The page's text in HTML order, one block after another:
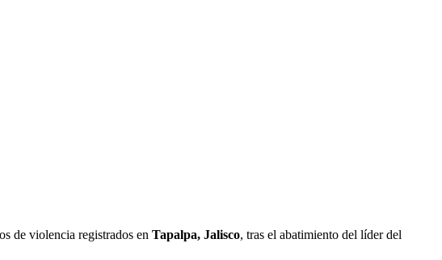
de violencia registrados en Tapalpa, Jalisco, tras el abatimiento del líder del